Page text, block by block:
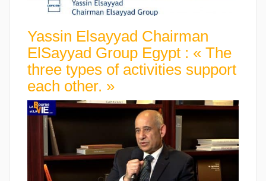
Yassin Elsayyad Chairman
ElSayyad Group Egypt : « The
three types of activities support
each other. »